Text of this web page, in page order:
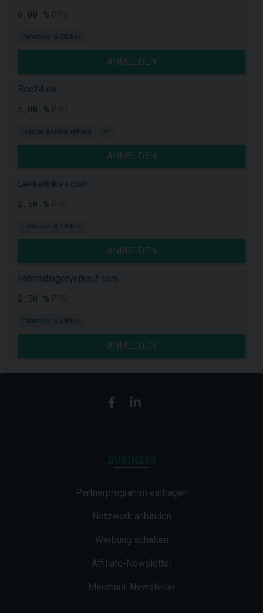
6,00 %
Fahrräder & E-Bikes
ANMELDEN
Boc24.de
5,00 %
Freizeit & Unterhaltung +4
ANMELDEN
Lekkerbikes.com
2,50 %
Fahrräder & E-Bikes
ANMELDEN
Fahrradlagerverkauf.com
2,50 %
Fahrräder & E-Bikes
ANMELDEN
Partnerprogramm eintragen
Netzwerk anbinden
Werbung schalten
Affiliate-Newsletter
Merchant-Newsletter